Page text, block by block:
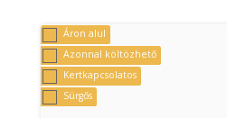
Áron alul
Azonnal költözhető
Kertkapcsolatos
Sürgős